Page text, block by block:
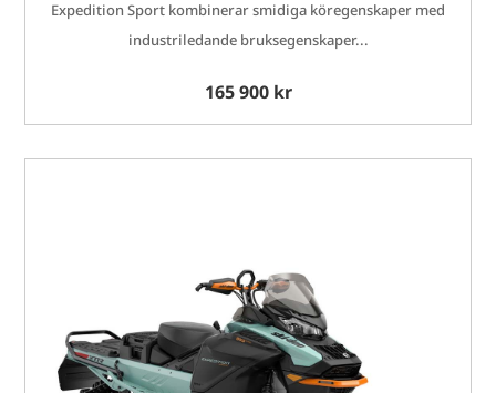
Expedition Sport kombinerar smidiga köregenskaper med
industriledande bruksegenskaper...
165 900 kr